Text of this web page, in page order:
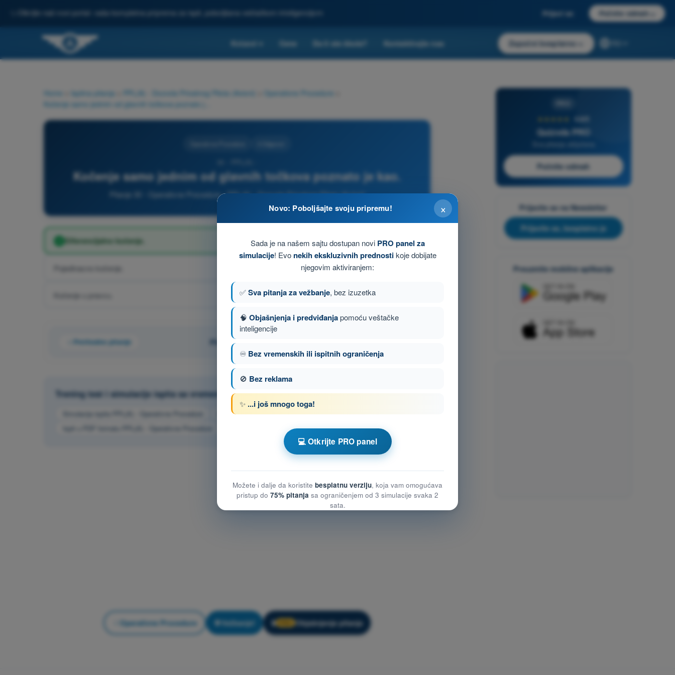
Otkrijte naš novi portal: vaša kompletna priprema za ispit, poboljšana veštačkom inteligencijom Prijavi se Počnite odmah
Kvizovi Cene Da li ste škola? Kontaktirajte nas Započni besplatno
Home Ispitna pitanja PPL(A) - Dozvola Privatnog Pilota (Avioni) Operativne Procedure
Kočenje samo jednim od glavnih točkova poznato je kao.
Pitanje 30 - Operativne Procedure - PPL(A) - Dozvola Privatnog Pilota (Avioni)
Diferencijalno kočenje.
Pojedinacno kočenje.
Kočenje u pravcu.
Prethodno pitanje Pitanje 30 od 146
Trening test i simulacije ispita sa vremenom PPL(A) - Dozvola Privatnog Pilota (Avioni)
Kviz za vežbanje PPL(A) - Operativne Procedure
Operativne Procedure Vežbanje! 🔒 Objašnjenje pitanja
4,6/5
Quizvds PRO
Počnite odmah
Prijavite se na Newsletter
Prijavite se, besplatno je
Preuzmite mobilne aplikacije
×
Novo: Poboljšajte svoju pripremu!
Sada je na našem sajtu dostupan novi PRO panel za
simulacije! Evo nekih ekskluzivnih prednostikoje dobijate
njegovim aktiviranjem:
✅Sva pitanja za vežbanje, bez izuzetka
🧠 Objašnjenja i predviđanjapomoću veštačke
inteligencije
♾️ Bez vremenskih ili ispitnih ograničenja
🚫 Bez reklama
✨ ...i još mnogo toga!
💻 Otkrijte PRO panel
Možete i dalje da koristite besplatnu verziju, koja vam omogućava
pristup do 75% pitanja sa ograničenjem od 3 simulacije svaka 2
sata.